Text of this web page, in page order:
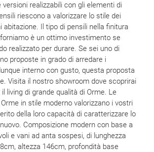
versioni realizzabili con gli elementi di
riescono a valorizzare lo stile dei
abitazione. Il tipo di pensili nella finitura
è un ottimo investimento se
realizzato per durare. Se sei uno di
proposte in grado di arredare i
interno con gusto, questa proposta
Visita il nostro showroom dove scoprirai
living di grande qualità di Orme. Le
in stile moderno valorizzano i vostri
della loro capacità di caratterizzare lo
Composizione modern con base a
e vani ad anta sospesi, di lunghezza
altezza 146cm, profondità base